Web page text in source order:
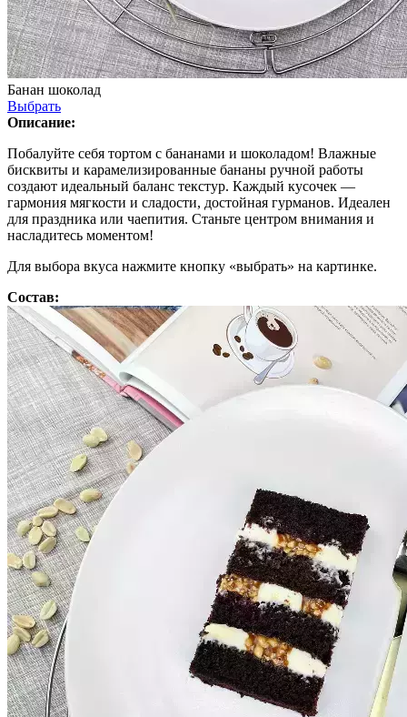
Банан шоколад
Выбрать
Описание:
Побалуйте себя тортом с бананами и шоколадом! Влажные
бисквиты и карамелизированные бананы ручной работы
создают идеальный баланс текстур. Каждый кусочек —
гармония мягкости и сладости, достойная гурманов. Идеален
для праздника или чаепития. Станьте центром внимания и
насладитесь моментом!
Для выбора вкуса нажмите кнопку «выбрать» на картинке.
Состав: